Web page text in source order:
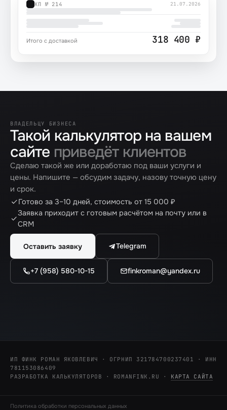
КП № 214 21.07.2026
Итого с доставкой 318 400 ₽
ВЛАДЕЛЬЦУ БИЗНЕСА
Такой калькулятор на вашем
сайте приведёт клиентов
Сделаю такой же или доработаю под ваши услуги и
цены. Напишите — обсудим задачу, назову точную цену
и срок.
Готово за 3–10 дней, стоимость от 15 000 ₽
Заявка приходит с готовым расчётом на почту или в
CRM
Оставить заявку Telegram
+7 (958) 580-10-15 finkroman@yandex.ru
ИП ФИНК РОМАН ЯКОВЛЕВИЧ · ОГРНИП 321784700237401 · ИНН
781153086409
РАЗРАБОТКА КАЛЬКУЛЯТОРОВ · ROMANFINK.RU
· КАРТА САЙТА
Политика обработки персональных данных